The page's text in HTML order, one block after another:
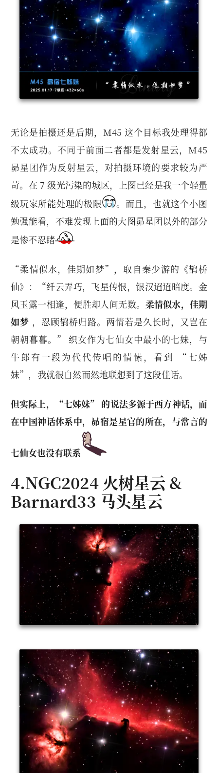
无论是拍摄还是后期，M45 这个目标我处理得都
不太成功。不同于前面二者都是发射星云，M45
昴星团作为反射星云，对拍摄环境的要求较为严
苛。在 7 级光污染的城区，上图已经是我一个轻量
级玩家所能处理的极限
。而且，也就这个小图
勉强能看，不难发现上面的大图昴星团以外的部分
是惨不忍睹
“柔情似水，佳期如梦”，取自秦少游的《鹊桥
仙》：“纤云弄巧，飞星传恨，银汉迢迢暗度。金
风玉露一相逢，便胜却人间无数。 柔情似水，佳期
如梦 ，忍顾鹊桥归路。两情若是久长时，又岂在
朝朝暮暮。” 织女作为七仙女中最小的七妹，与
牛郎有一段为代代传唱的情愫，看到 “七姊
妹”，我就很自然而然地联想到了这段佳话。
但实际上，“七姊妹” 的说法多源于西方神话，而
在中国神话体系中，昴宿是星官的所在，与常言的
七仙女也没有联系
4.NGC2024 火树星云 &
Barnard33 马头星云